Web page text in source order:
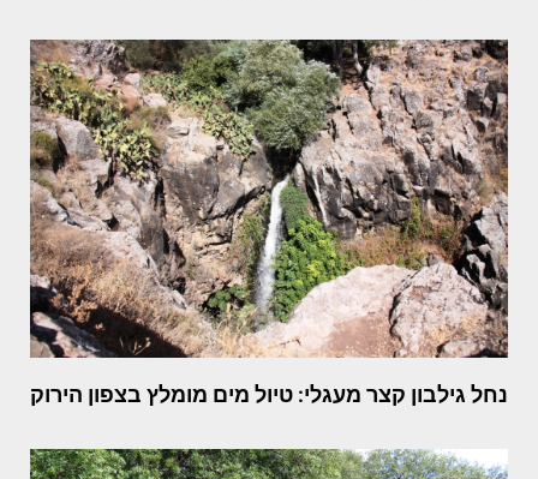
נחל גילבון קצר מעגלי: טיול מים מומלץ בצפון הירוק